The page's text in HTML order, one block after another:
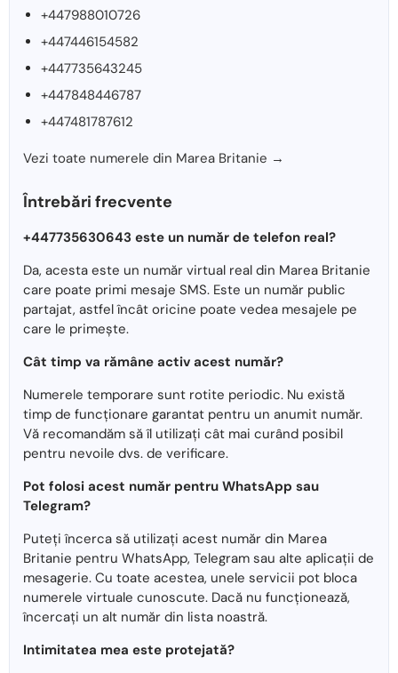
+447988010726
+447446154582
+447735643245
+447848446787
+447481787612
Vezi toate numerele din Marea Britanie →
Întrebări frecvente
+447735630643 este un număr de telefon real?
Da, acesta este un număr virtual real din Marea Britanie
care poate primi mesaje SMS. Este un număr public
partajat, astfel încât oricine poate vedea mesajele pe
care le primește.
Cât timp va rămâne activ acest număr?
Numerele temporare sunt rotite periodic. Nu există
timp de funcționare garantat pentru un anumit număr.
Vă recomandăm să îl utilizați cât mai curând posibil
pentru nevoile dvs. de verificare.
Pot folosi acest număr pentru WhatsApp sau
Telegram?
Puteți încerca să utilizați acest număr din Marea
Britanie pentru WhatsApp, Telegram sau alte aplicații de
mesagerie. Cu toate acestea, unele servicii pot bloca
numerele virtuale cunoscute. Dacă nu funcționează,
încercați un alt număr din lista noastră.
Intimitatea mea este protejată?